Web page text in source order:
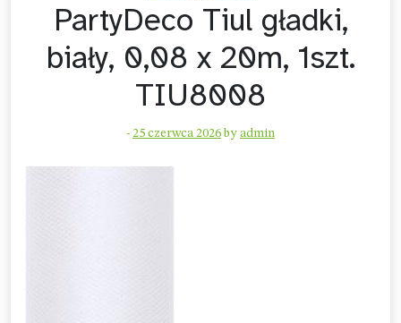
PartyDeco Tiul gładki,
biały, 0,08 x 20m, 1szt.
TIU8008
- 25 czerwca 2026 by admin